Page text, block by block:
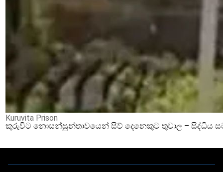
Kuruvita Prison
කුරුවිට නොසන්සුන්තාවයෙන් සිව් දෙනෙකුට තුවාල – සිද්ධිය